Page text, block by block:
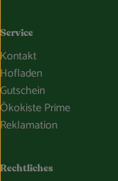
Service
Kontakt
Hofladen
Gutschein
Ökokiste Prime
Reklamation
Rechtliches